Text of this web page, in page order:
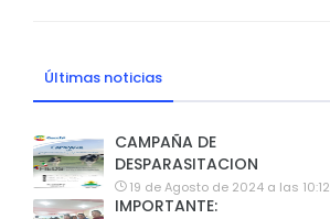
Últimas noticias
CAMPAÑA DE
DESPARASITACION
19 de Agosto de 2024 a las 10:12
IMPORTANTE: